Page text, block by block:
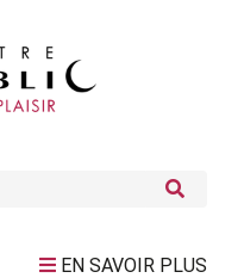
EN SAVOIR PLUS